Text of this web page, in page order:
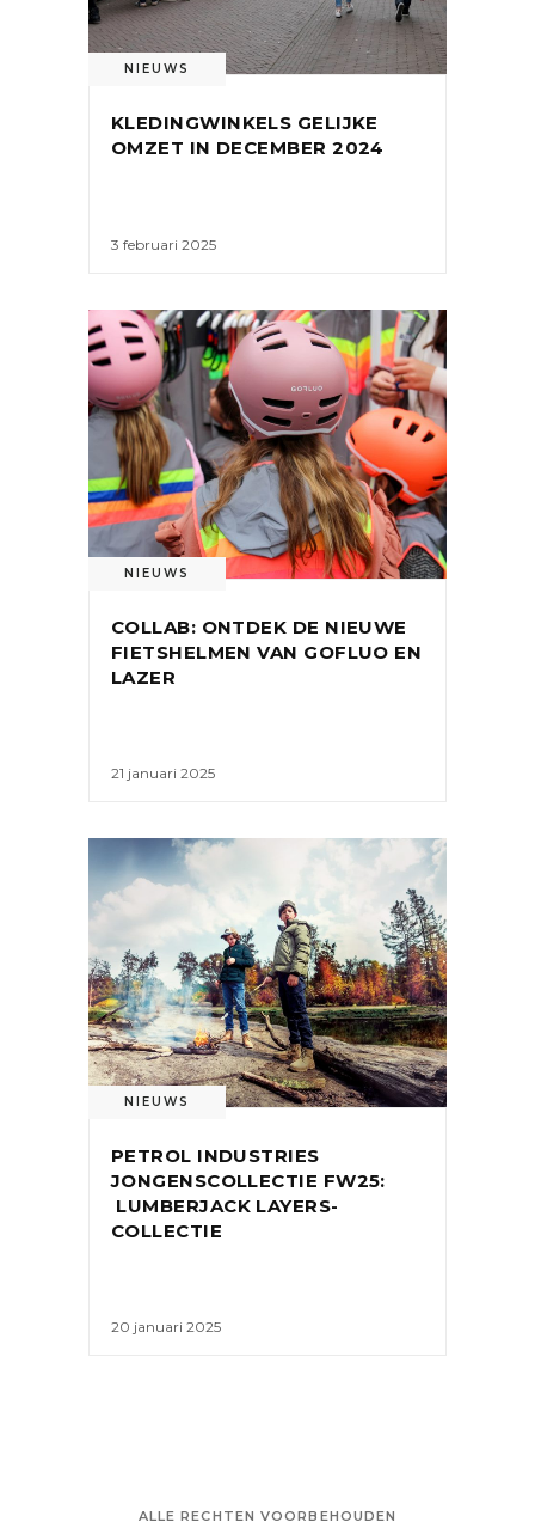
NIEUWS
KLEDINGWINKELS GELIJKE
OMZET IN DECEMBER 2024
3 februari 2025
NIEUWS
COLLAB: ONTDEK DE NIEUWE
FIETSHELMEN VAN GOFLUO EN
LAZER
21 januari 2025
NIEUWS
PETROL INDUSTRIES
JONGENSCOLLECTIE FW25:
LUMBERJACK LAYERS-
COLLECTIE
20 januari 2025
ALLE RECHTEN VOORBEHOUDEN